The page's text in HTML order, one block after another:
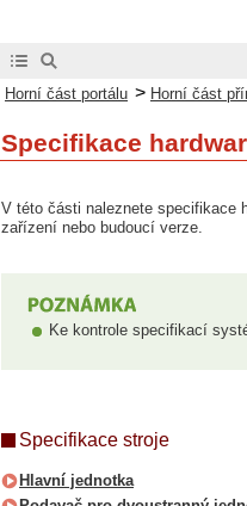
Horní část portálu > Horní část
Specifikace
V této části naleznete specifikace
zařízení nebo budoucí verze.
Ke kontrole specifikací
Specifikace stroje
Hlavní jednotka